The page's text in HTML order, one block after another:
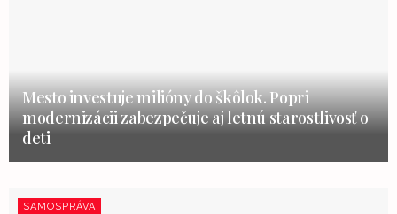
Mesto investuje milióny do škôlok. Popri
modernizácii zabezpečuje aj letnú starostlivosť o
deti
SAMOSPRÁVA